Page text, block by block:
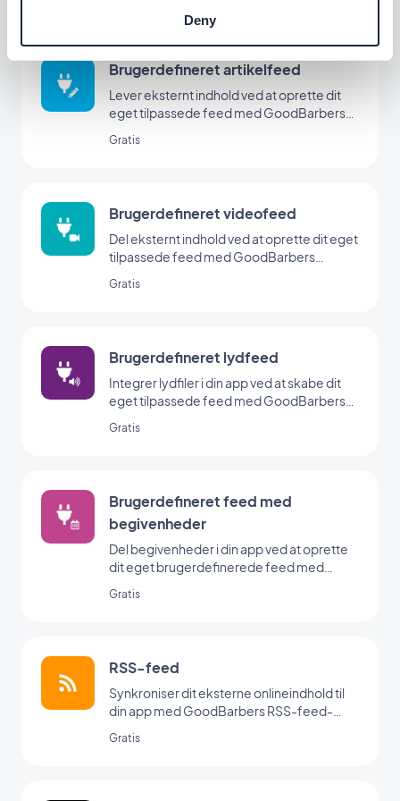
Deny
Brugerdefineret artikelfeed
Lever eksternt indhold ved at oprette dit
eget tilpassede feed med GoodBarbers
Gratis
Brugerdefineret videofeed
Del eksternt indhold ved at oprette dit eget
tilpassede feed med GoodBarbers
Gratis
Brugerdefineret lydfeed
Integrer lydfiler i din app ved at skabe dit
eget tilpassede feed med GoodBarbers
Gratis
Brugerdefineret feed med
begivenheder
Del begivenheder i din app ved at oprette
dit eget brugerdefinerede feed med
Gratis
RSS-feed
Synkroniser dit eksterne onlineindhold til
din app med GoodBarbers RSS-feed-
Gratis